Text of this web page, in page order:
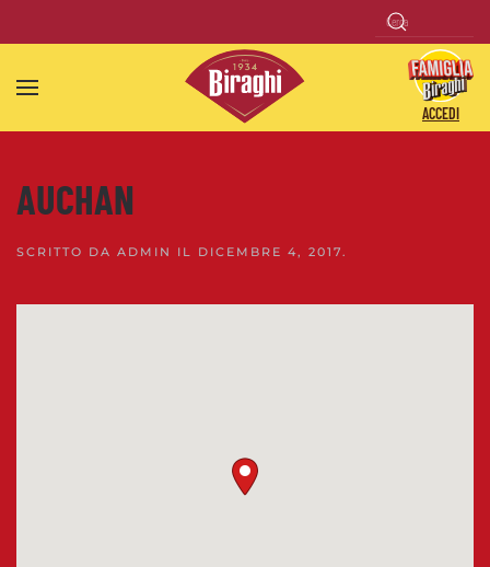
Skip to main content
ACCEDI
AUCHAN
SCRITTO DA ADMIN IL DICEMBRE 4, 2017.